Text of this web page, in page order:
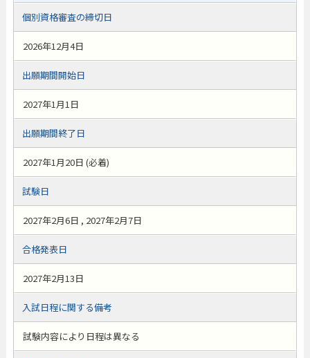
個別資格審査の締切日
2026年12月4日
出願期間開始日
2027年1月1日
出願期間終了日
2027年1月20日 (必着)
試験日
2027年2月6日 , 2027年2月7日
合格発表日
2027年2月13日
入試日程に関する備考
試験内容により日程は異なる